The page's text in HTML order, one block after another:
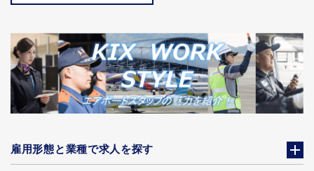
雇用形態と業種で求人を探す